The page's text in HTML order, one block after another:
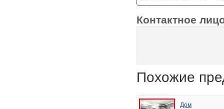
Контактное
Похожие
Дом